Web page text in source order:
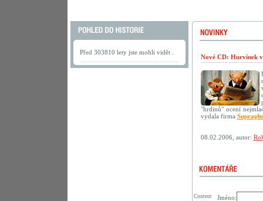
Před 303810 lety jste mohli vidět .
Nové CD: Hurvínek v
"hrdinů" ocení
vydala firma
08.02.2006, autor:
Jméno:
Content